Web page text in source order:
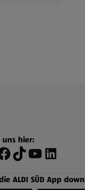
uns hier:
ALDI SÜD App